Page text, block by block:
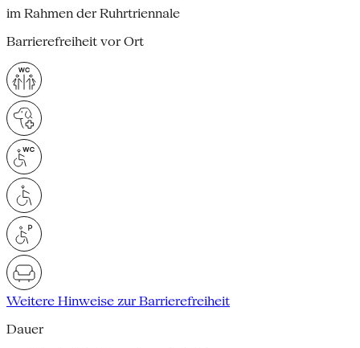
im Rahmen der Ruhrtriennale
Barrierefreiheit vor Ort
Weitere Hinweise zur Barrierefreiheit
Dauer